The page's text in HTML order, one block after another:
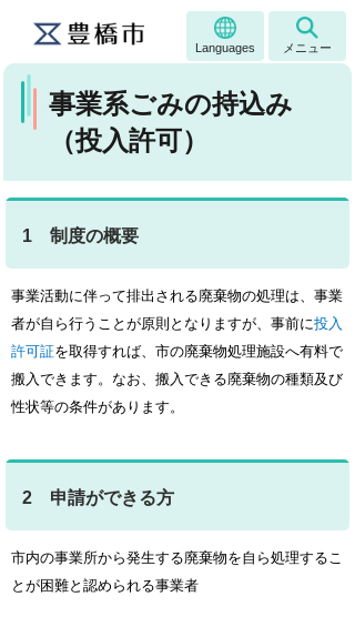
Languages メニュー
事業系ごみの持込み
（投入許可）
1 制度の概要
事業活動に伴って排出される廃棄物の処理は、事業
者が自ら行うことが原則となりますが、事前に投入
許可証を取得すれば、市の廃棄物処理施設へ有料で
搬入できます。なお、搬入できる廃棄物の種類及び
性状等の条件があります。
2 申請ができる方
市内の事業所から発生する廃棄物を自ら処理するこ
とが困難と認められる事業者